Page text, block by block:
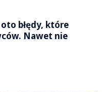
błędy, które
Nawet nie